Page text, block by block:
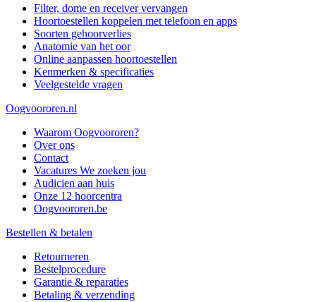
Filter, dome en receiver vervangen
Hoortoestellen koppelen met telefoon en apps
Soorten gehoorverlies
Anatomie van het oor
Online aanpassen hoortoestellen
Kenmerken & specificaties
Veelgestelde vragen
Oogvoororen.nl
Waarom Oogvoororen?
Over ons
Contact
Vacatures We zoeken jou
Audicien aan huis
Onze 12 hoorcentra
Oogvoororen.be
Bestellen & betalen
Retourneren
Bestelprocedure
Garantie & reparaties
Betaling & verzending